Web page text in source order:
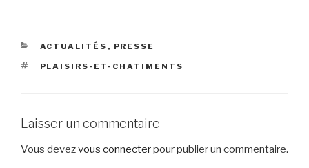
CATÉGORIES
ACTUALITÉS , PRESSE
ÉTIQUETTES
PLAISIRS-ET-CHATIMENTS
Laisser un commentaire
Vous devezvous connecterpour publier un commentaire.